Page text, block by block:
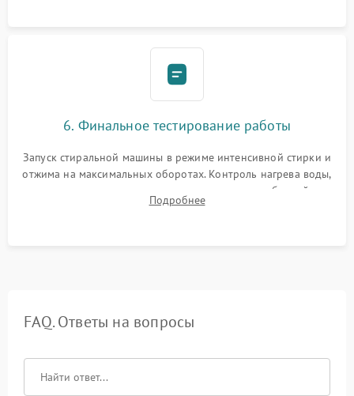
6. Финальное тестирование работы
Запуск стиральной машины в режиме интенсивной стирки и
отжима на максимальных оборотах. Контроль нагрева воды,
корректности слива, отсутствия излишних вибраций,
посторонних стуков и протечек под корпусом.
Подробнее
FAQ. Ответы на вопросы